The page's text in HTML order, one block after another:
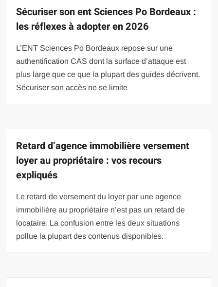
Sécuriser son ent Sciences Po Bordeaux :
les réflexes à adopter en 2026
L’ENT Sciences Po Bordeaux repose sur une
authentification CAS dont la surface d’attaque est
plus large que ce que la plupart des guides décrivent.
Sécuriser son accès ne se limite
Retard d’agence immobilière versement
loyer au propriétaire : vos recours
expliqués
Le retard de versement du loyer par une agence
immobilière au propriétaire n’est pas un retard de
locataire. La confusion entre les deux situations
pollue la plupart des contenus disponibles.